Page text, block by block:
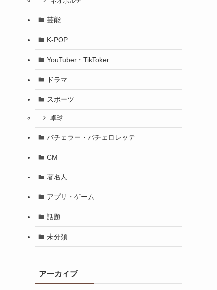
芸能
K-POP
YouTuber・TikToker
ドラマ
スポーツ
卓球
バチェラー・バチェロレッテ
CM
著名人
アプリ・ゲーム
話題
未分類
アーカイブ